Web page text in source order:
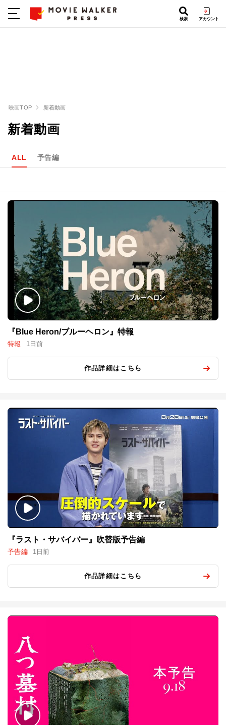
検索 アカウント
映画TOP 新着動画
新着動画
ALL 予告編
『Blue Heron/ブルーヘロン』特報
特報 1日前
作品詳細はこちら
『ラスト・サバイバー』吹替版予告編
予告編 1日前
作品詳細はこちら